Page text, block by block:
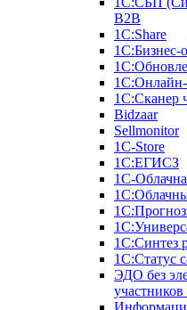
B2B
1С:Share
1С:Бизнес-
1С:Онлайн-
1С:Сканер
Bidzaar
Sellmonitor
1C-Store
1С:ЕГИСЗ
1С-
1С:Синтез
1С:Статус
ЭДО без